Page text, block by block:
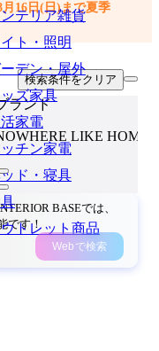
テリア雑貨
ト・照明
デン・屋外
ズ家具
家電
チン家電
ド・寝具
トレット商品
16日(日)まで夏季
検索条件をクリア
ランド
LIKE HOME
BASEでは、
です！
Webで検索